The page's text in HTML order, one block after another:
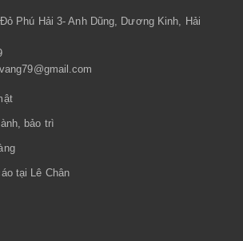
Phú Hải 3- Anh Dũng, Dương Kinh, Hải
bảo trì
tại Lê Chân